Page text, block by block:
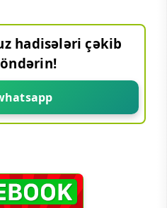
hadisələri çəkib